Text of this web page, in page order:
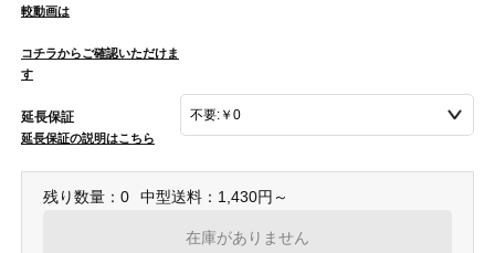
較動画は
コチラからご確認いただけま
す
延長保証
延長保証の説明はこちら
残り数量：0 中型送料：1,430円～
在庫がありません